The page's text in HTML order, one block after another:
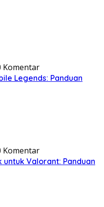
Komentar
Legends: Panduan
Komentar
Valorant: Panduan